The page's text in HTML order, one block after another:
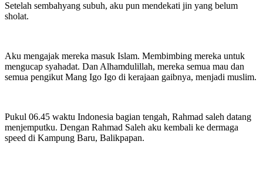
Setelah sembahyang subuh, aku pun mendekati jin yang belum
sholat.
Aku mengajak mereka masuk Islam. Membimbing mereka untuk
mengucap syahadat. Dan Alhamdulillah, mereka semua mau dan
semua pengikut Mang Igo Igo di kerajaan gaibnya, menjadi muslim.
Pukul 06.45 waktu Indonesia bagian tengah, Rahmad saleh datang
menjemputku. Dengan Rahmad Saleh aku kembali ke dermaga
speed di Kampung Baru, Balikpapan.